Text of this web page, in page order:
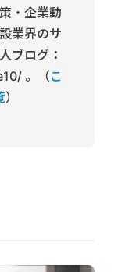
・企業動
業界のサ
ブログ：
。（こ
）